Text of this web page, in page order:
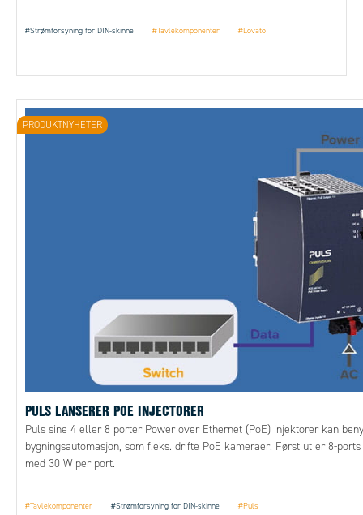
#Strømforsyning for DIN-skinne #Tavlekomponenter #Lovato
PULS LANSERER POE INJECTORER
Puls sine 4 eller 8 porter Power over Ethernet (PoE) injektorer kan
bygningsautomasjon, som f.eks. drifte PoE kameraer. Først ut er 8-
med 30 W per port.
#Tavlekomponenter #Strømforsyning for DIN-skinne #Puls
PRODUKTNYHETER